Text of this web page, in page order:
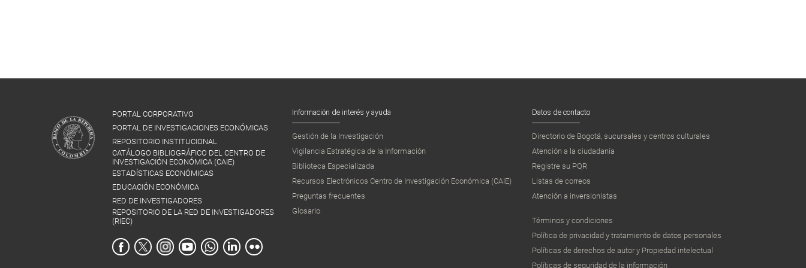
PORTAL CORPORATIVO
PORTAL DE INVESTIGACIONES ECONÓMICAS
REPOSITORIO INSTITUCIONAL
CATÁLOGO BIBLIOGRÁFICO DEL CENTRO DE
INVESTIGACIÓN ECONÓMICA (CAIE)
ESTADÍSTICAS ECONÓMICAS
EDUCACIÓN ECONÓMICA
RED DE INVESTIGADORES
REPOSITORIO DE LA RED DE INVESTIGADORES
(RIEC)
Información de interés y ayuda
Gestión de la Investigación
Vigilancia Estratégica de la Información
Biblioteca Especializada
Recursos Electrónicos Centro de Investigación Económica (CAIE)
Preguntas frecuentes
Glosario
Datos de contacto
Directorio de Bogotá, sucursales y centros culturales
Atención a la ciudadanía
Registre su PQR
Listas de correos
Atención a inversionistas
Términos y condiciones
Política de privacidad y tratamiento de datos personales
Políticas de derechos de autor y Propiedad intelectual
Políticas de seguridad de la información